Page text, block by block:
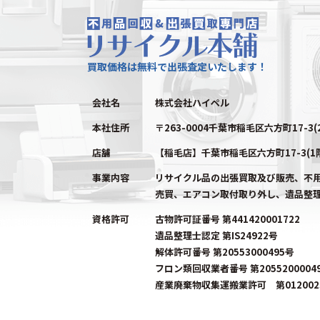
買取価格は無料で出張査定いたします！
会社名
株式会社ハイペル
本社住所
〒263-0004千葉市稲毛区六方町17-
店舗
【稲毛店】千葉市稲毛区六方町17-3(1
事業内容
リサイクル品の出張買取及び販売、不
売買、エアコン取付取り外し、遺品整
資格許可
古物許可証番号 第441420001722
遺品整理士認定 第IS24922号
解体許可番号 第20553000495号
フロン類回収業者番号 第
産業廃棄物収集運搬業許可 第